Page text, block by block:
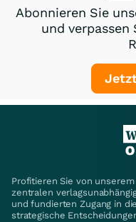
Abonnieren Sie
und verpassen
Profitieren Sie von
zentralen
und fundierten Zugang in
strategische